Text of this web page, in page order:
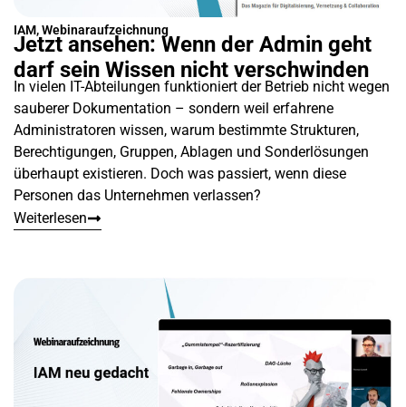
IAM,Webinaraufzeichnung
Jetzt ansehen: Wenn der Admin geht
darf sein Wissen nicht verschwinden
In vielen IT-Abteilungen funktioniert der Betrieb nicht wegen
sauberer Dokumentation – sondern weil erfahrene
Administratoren wissen, warum bestimmte Strukturen,
Berechtigungen, Gruppen, Ablagen und Sonderlösungen
überhaupt existieren. Doch was passiert, wenn diese
Personen das Unternehmen verlassen?
Weiterlesen